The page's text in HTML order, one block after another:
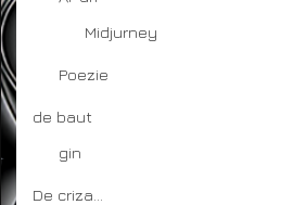
Midjurney
Poezie
de baut
gin
De criza…